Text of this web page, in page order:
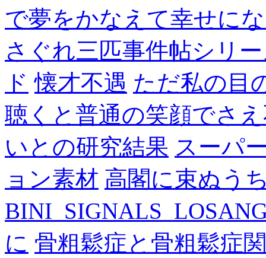
で夢をかなえて幸せに
さぐれ三匹事件帖シリ
ド 懐才不遇 ただ私の目
聴くと普通の笑顔でさ
いとの研究結果 スーパ
ョン素材 高閣に束ぬう
に 骨粗鬆症と骨粗鬆症